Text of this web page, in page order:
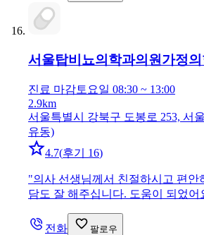
서울탑비뇨의학과의원 가정
진료 마감토요일 08:30 ~ 13:00
2.9km
서울특별시 강북구 도봉로 253, 서
유동)
4.7(후기 16)
"의사 선생님께서 친절하시고 편안
담도 잘 해주십니다. 도움이 되었어
전화 팔로우